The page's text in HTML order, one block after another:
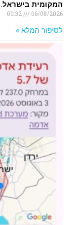
המקומית בישראל.
06/08/2026
00:32
לסיפור המלא »